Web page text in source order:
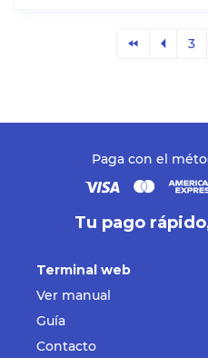
3
Paga con el
Tu pago
Terminal web
Ver manual
Guía
Contacto